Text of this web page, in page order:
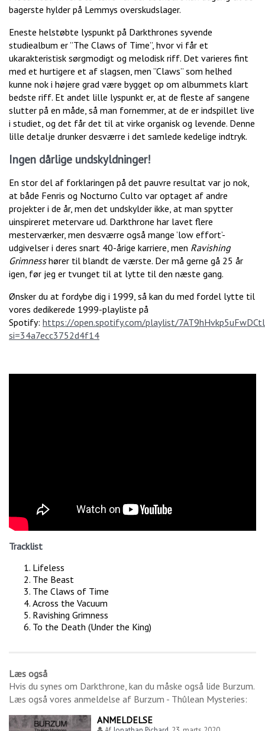
bagerste hylder på Lemmys overskudslager.
Eneste helstøbte lyspunkt på Darkthrones syvende
studiealbum er ”The Claws of Time”, hvor vi får et
ukarakteristisk sørgmodigt og melodisk riff. Det varieres fint
med et hurtigere et af slagsen, men ”Claws” som helhed
kunne nok i højere grad være bygget op om albummets klart
bedste riff. Et andet lille lyspunkt er, at de fleste af sangene
slutter på en måde, så man fornemmer, at de er indspillet live
i studiet, og det får det til at virke organisk og levende. Denne
lille detalje drunker desværre i det samlede kedelige indtryk.
Ingen dårlige undskyldninger!
En stor del af forklaringen på det pauvre resultat var jo nok,
at både Fenris og Nocturno Culto var optaget af andre
projekter i de år, men det undskylder ikke, at man spytter
uinspireret metervare ud. Darkthrone har lavet flere
mesterværker, men desværre også mange ’low effort’-
udgivelser i deres snart 40-årige karriere, men Ravishing
Grimnesshører til blandt de værste. Der må gerne gå 25 år
igen, før jeg er tvunget til at lytte til den næste gang.
Ønsker du at fordybe dig i 1999, så kan du med fordel lytte til
vores dedikerede 1999-playliste på
Spotify: https://open.spotify.com/playlist/
si=34a7ecc3752d4f14
Tracklist
Lifeless
The Beast
The Claws of Time
Across the Vacuum
Ravishing Grimness
To the Death (Under the King)
Læs også
Hvis du synes om Darkthrone, kan du måske også lide Burzum.
Læs også vores anmeldelse af Burzum - Thûlean Mysteries:
ANMELDELSE